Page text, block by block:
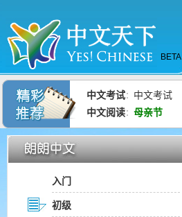
BETA
中文考试： 中文考试
中文阅读： 母亲节
入门
初级